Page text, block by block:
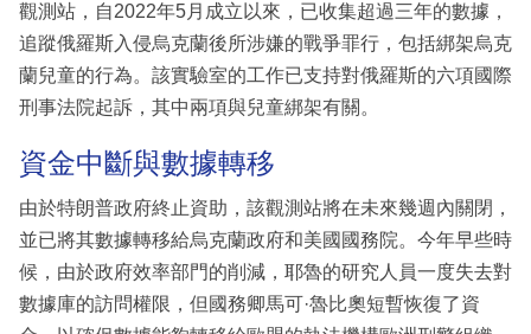
觀測站，自2022年5月成立以來，已收集超過三年的數據，
追蹤俄羅斯入侵烏克蘭後所涉嫌的戰爭罪行，包括綁架烏克
蘭兒童的行為。該實驗室的工作已支持對俄羅斯的六項國際
刑事法院起訴，其中兩項與兒童綁架有關。
資金中斷與數據轉移
由於特朗普政府終止資助，該觀測站將在未來幾週內關閉，
並已將其數據轉移給烏克蘭政府和美國國務院。今年早些時
候，由於政府效率部門的削減，耶魯的研究人員一度失去對
數據庫的訪問權限，但國務卿馬可·魯比奧短暫恢復了資